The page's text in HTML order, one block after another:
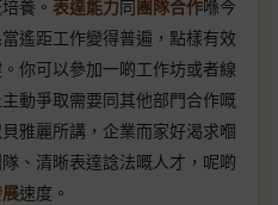
養。 表達能力同團隊合作喺今
遙距工作變得普遍，點樣有效
你可以參加一啲工作坊或者線
動爭取需要同其他部門合作嘅
雅麗所講，企業而家好渴求嗰
、清晰表達諗法嘅人才，呢啲
速度。